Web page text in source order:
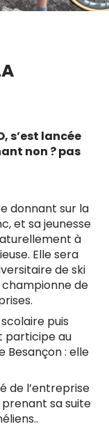
s’est lancée
non ? pas
donnant sur la
et sa jeunesse
à
Elle sera
de ski
de
puis
participe au
Besançon : elle
de l’entreprise
sa suite